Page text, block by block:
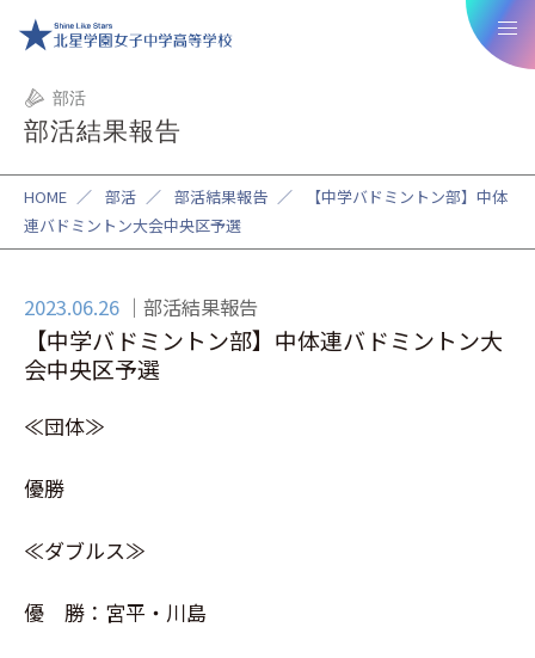
部活
部活結果報告
HOME ／ 部活 ／ 部活結果報告 ／
【中学バドミントン部】中体
連バドミントン大会中央区予選
2023.06.26 部活結果報告
【中学バドミントン部】中体連バドミントン大
会中央区予選
≪団体≫
優勝
≪ダブルス≫
優 勝：宮平・川島